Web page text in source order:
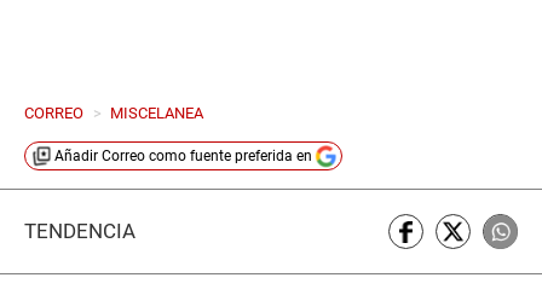
CORREO > MISCELANEA
Añadir Correo como fuente preferida en
TENDENCIA